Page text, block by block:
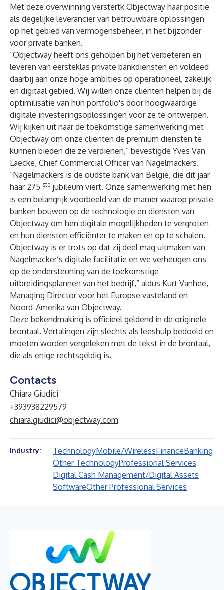
Met deze overwinning verstertk Objectway haar positie
als degelijke leverancier van betrouwbare oplossingen
op het gebied van vermogensbeheer, in het bijzonder
voor private banken.
“Objectway heeft ons geholpen bij het verbeteren en
leveren van eersteklas private bankdiensten en voldeed
daarbij aan onze hoge ambities op operationeel, zakelijk
en digitaal gebied. Wij willen onze cliënten helpen bij de
optimilisatie van hun portfolio's door hoogwaardige
digitale investeringsoplossingen voor ze te ontwerpen.
Wij kijken uit naar de toekomstige samenwerking met
Objectway om onze cliënten de premium diensten te
kunnen bieden die ze verdienen,” bevestigde Yves Van
Laecke, Chief Commercial Officer van Nagelmackers.
“Nagelmackers is de oudste bank van België, die dit jaar
haar 275 ste jubileum viert. Onze samenwerking met hen
is een belangrijk voorbeeld van de manier waarop private
banken bouwen op de technologie en diensten van
Objectway om hen digitale mogelijkheden te vergroten
en hun diensten efficiënter te maken en op te schalen.
Objectway is er trots op dat zij deel mag uitmaken van
Nagelmacker’s digitale facilitatie en we verheugen ons
op de ondersteuning van de toekomstige
uitbreidingsplannen van het bedrijf,” aldus Kurt Vanhee,
Managing Director voor het Europse vasteland en
Noord-Amerika van Objectway.
Deze bekendmaking is officieel geldend in de originele
brontaal. Vertalingen zijn slechts als leeshulp bedoeld en
moeten worden vergeleken met de tekst in de brontaal,
die als enige rechtsgeldig is.
Contacts
Chiara Giudici
+393938229579
chiara.giudici@objectway.com
Industry: TechnologyMobile/WirelessFinanceBanking
Other TechnologyProfessional Services
Digital Cash Management/Digital Assets
SoftwareOther Professional Services